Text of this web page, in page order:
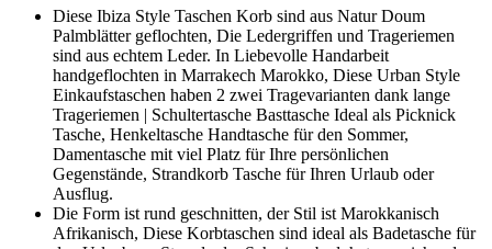
Diese Ibiza Style Taschen Korb sind aus Natur Doum
Palmblätter geflochten, Die Ledergriffen und Trageriemen
sind aus echtem Leder. In Liebevolle Handarbeit
handgeflochten in Marrakech Marokko, Diese Urban Style
Einkaufstaschen haben 2 zwei Tragevarianten dank lange
Trageriemen | Schultertasche Basttasche Ideal als Picknick
Tasche, Henkeltasche Handtasche für den Sommer,
Damentasche mit viel Platz für Ihre persönlichen
Gegenstände, Strandkorb Tasche für Ihren Urlaub oder
Ausflug.
Die Form ist rund geschnitten, der Stil ist Marokkanisch
Afrikanisch, Diese Korbtaschen sind ideal als Badetasche für